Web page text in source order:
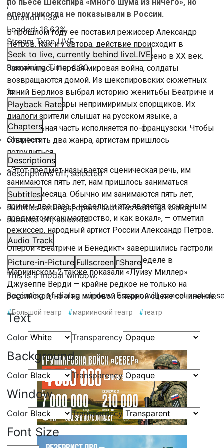
/
Duration1:30
Loaded:16.63%
Stream TypeLIVE
Seek to live, currently behind liveLIVE
Remaining Time-1:30
1x
Playback Rate
Chapters
Chapters
Descriptions
descriptions off, selected
Subtitles
subtitles settings, opens subtitles settings dialog
subtitles off, selected
Audio Track
Picture-in-Picture Fullscreen
Share
This is a modal window.
Beginning of dialog window. Escape will cancel and
Text
Color Transparency
Background
Color Transparency
Window
Color Transparency
Font Size
по пьесе Шекспира «Много шума из ничего», но
оперу никогда не показывали в России.
В прошлом году ее поставил режиссер Александр
Петров. Как и у автора, действие происходит в
сицилийской Мессине, только перенесено в XX век.
Закончилась Первая мировая война, солдаты
возвращаются домой. Из шекспировских сюжетных
линий Берлиоз выбрал историю женитьбы Беатриче и
Бенедикта — пары непримиримых спорщиков. Их
диалоги зрители слышат на русском языке, а
музыкальная часть исполняется по-французски. Чтобы
совместить два жанра, артистам пришлось
потрудиться.
«Этот предмет называется сценическая речь, им
занимаются пять лет, нам пришлось заниматься
полтора месяца. Обычно им занимаются пять лет,
причем два раза в неделю, и это является основным
предметом как мастерство, и как вокал», — отметил
режиссер, народный артист России Александр Петров.
Оперой «Беатриче и Бенедикт» завершились гастроли
Большого театра в Петербурге. На неделе в
Мариинском-2 также показали «Луизу Миллер»
Джузеппе Верди — крайне редкое не только на
российской, но и на мировой оперной сцене сочинение.
#Большой театр #мариинский театр #театр